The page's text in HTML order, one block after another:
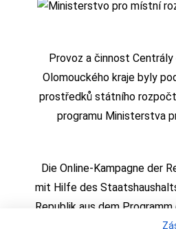
Provoz a činnost
Olomouckého kraje byly
prostředků státního
programu Ministerstva
Die Online-Kampagne der
mit Hilfe des
Republik aus dem
regionale